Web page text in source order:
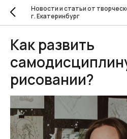
Новости и статьи от
г. Екатеринбург
Как развить
рисовании?